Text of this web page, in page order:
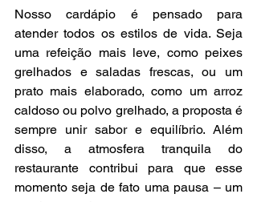
Nosso cardápio é pensado para
atender todos os estilos de vida. Seja
uma refeição mais leve, como peixes
grelhados e saladas frescas, ou um
prato mais elaborado, como um arroz
caldoso ou polvo grelhado, a proposta é
sempre unir sabor e equilíbrio. Além
disso, a atmosfera tranquila do
restaurante contribui para que esse
momento seja de fato uma pausa – um